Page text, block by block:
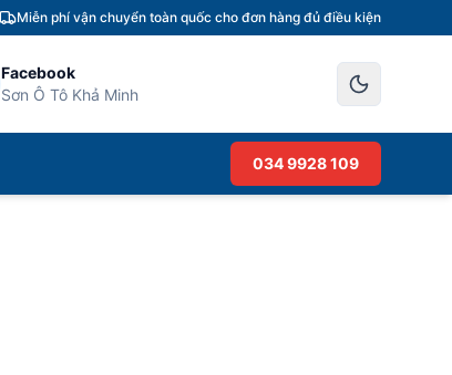
Miễn phí vận chuyển toàn quốc cho đơn hàng đủ điều kiện
Facebook
Sơn Ô Tô Khả Minh
034 9928 109